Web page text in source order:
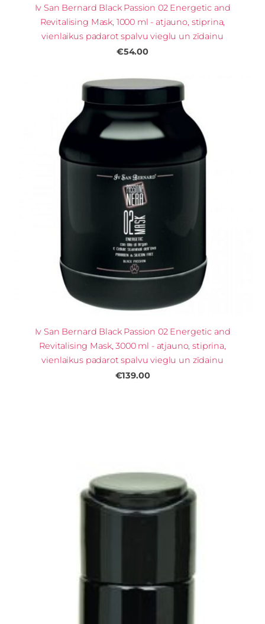
Iv San Bernard Black Passion 02 Energetic and
Revitalising Mask, 1000 ml - atjauno, stiprina,
vienlaikus padarot spalvu vieglu un zīdainu
€54.00
Iv San Bernard Black Passion 02 Energetic and
Revitalising Mask, 3000 ml - atjauno, stiprina,
vienlaikus padarot spalvu vieglu un zīdainu
€139.00